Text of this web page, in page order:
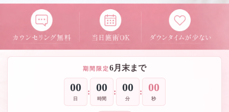
期間限定6月末まで
00
日
: 00
時間
: 00
分
: 00
秒